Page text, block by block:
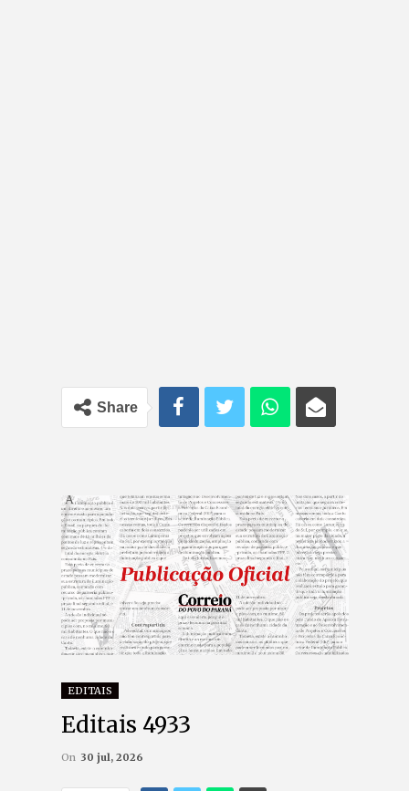
Share
EDITAIS
Editais 4933
On 30 jul, 2026